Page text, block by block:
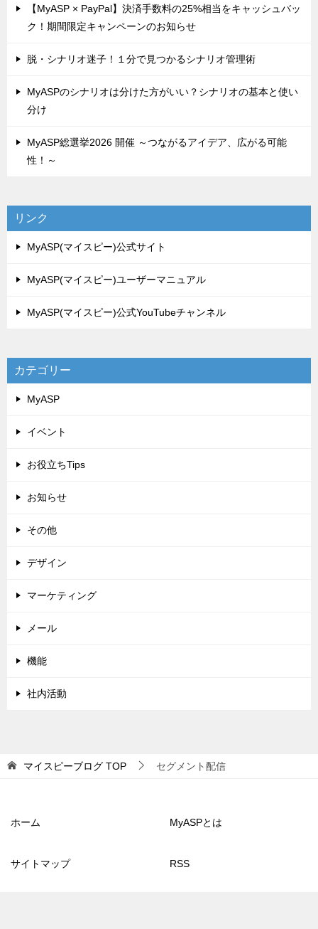
【MyASP × PayPal】決済手数料の25%相当をキャッシュバッ
ク！期間限定キャンペーンのお知らせ
脱・シナリオ迷子！１分で見つかるシナリオ管理術
MyASPのシナリオは分けた方がいい？シナリオの基本と使い
分け
MyASP総選挙2026 開催 ～つながるアイデア、広がる可能
性！～
リンク
MyASP(マイスピー)公式サイト
MyASP(マイスピー)ユーザーマニュアル
MyASP(マイスピー)公式YouTubeチャンネル
カテゴリー
MyASP
イベント
お役立ちTips
お知らせ
その他
デザイン
マーケティング
メール
機能
社内活動
マイスピーブログ TOP セグメント配信
ホーム MyASPとは
サイトマップ RSS